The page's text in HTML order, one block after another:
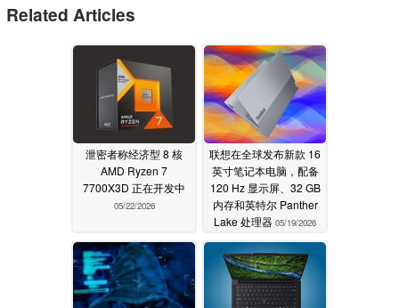
Related Articles
泄密者称经济型 8 核
AMD Ryzen 7
7700X3D 正在开发中
05/22/2026
联想在全球发布新款 16
英寸笔记本电脑，配备
120 Hz 显示屏、32 GB
内存和英特尔 Panther
Lake 处理器 05/19/2026